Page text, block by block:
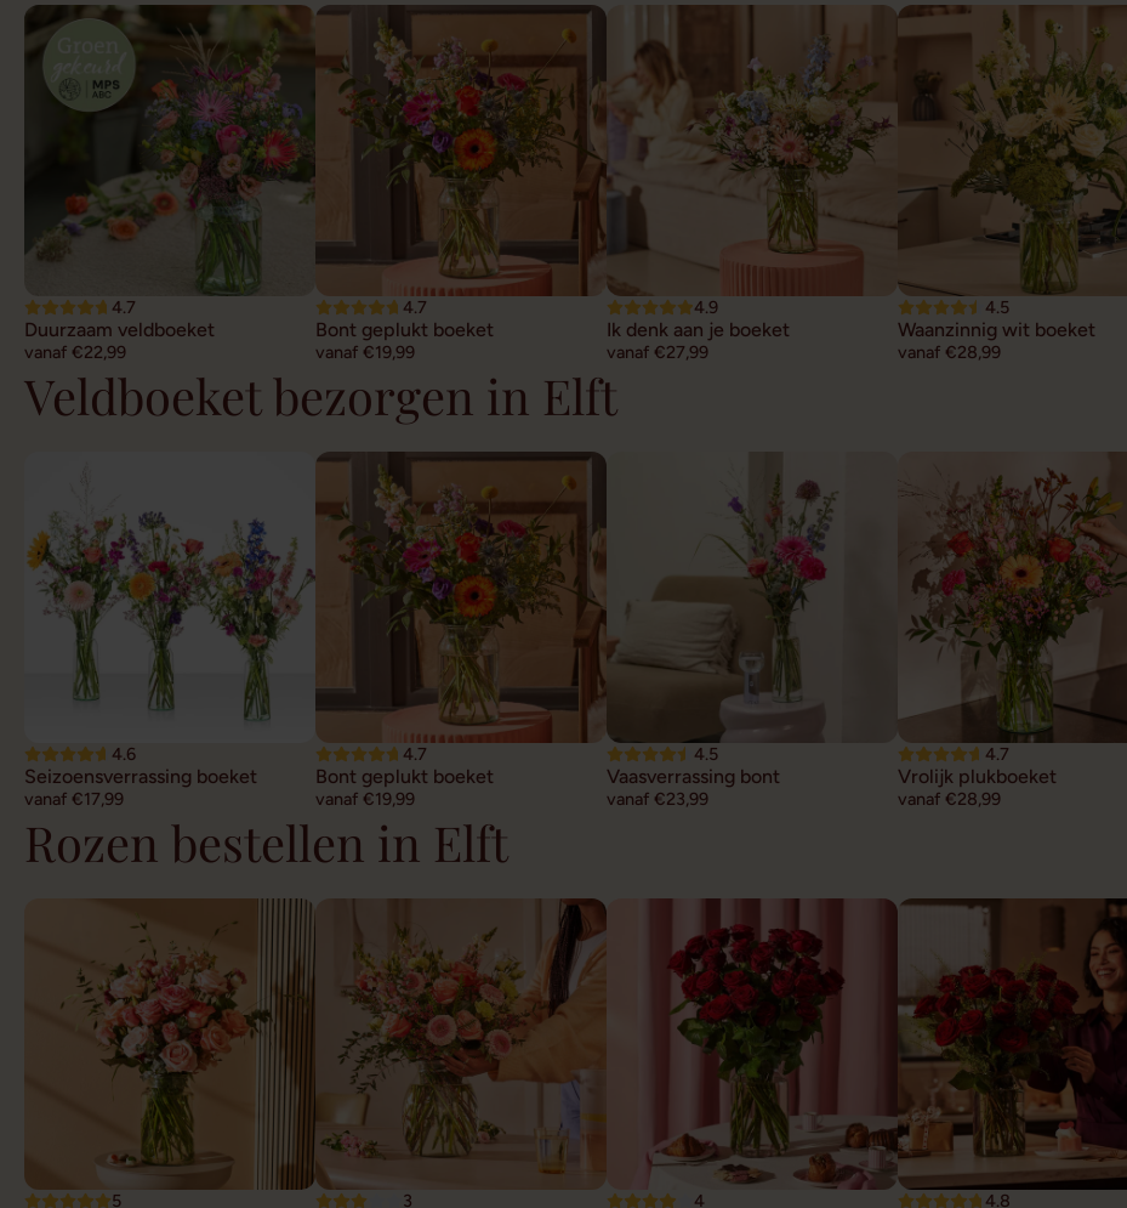
4.7
Duurzaam veldboeket
vanaf €22,99
4.7
Bont geplukt boeket
vanaf €19,99
4.9
Ik denk aan je boeket
vanaf €27,99
4.5
Waanzinnig wit boeket
vanaf €28,99
Veldboeket bezorgen in Elft
4.6
Seizoensverrassing boeket
vanaf €17,99
4.7
Bont geplukt boeket
vanaf €19,99
4.5
Vaasverrassing bont
vanaf €23,99
4.7
Vrolijk plukboeket
vanaf €28,99
Rozen bestellen in Elft
5 3 4 4.8